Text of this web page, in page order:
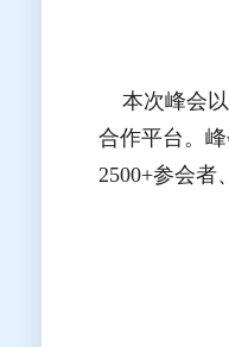
本次峰会以
合作平台。
2500+参会者